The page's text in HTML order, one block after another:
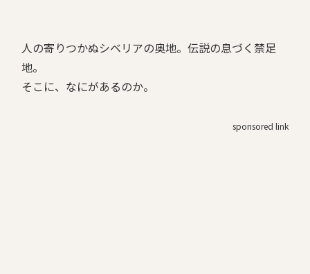
人の寄りつかぬシベリアの奥地。伝説の息づく禁足
地。
そこに、なにがあるのか。
sponsored link